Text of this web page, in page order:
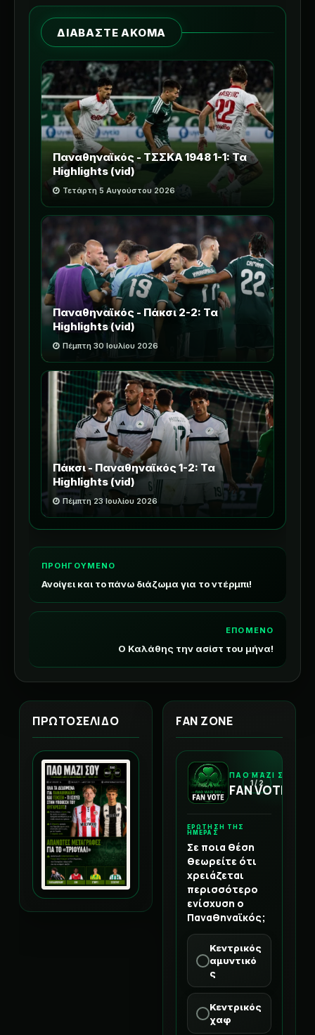
ΔΙΑΒΑΣΤΕ ΑΚΟΜΑ
Παναθηναϊκός - ΤΣΣΚΑ 1948 1-1: Τα
Highlights (vid)
Τετάρτη 5 Αυγούστου 2026
Παναθηναϊκός - Πάκσι 2-2: Τα
Highlights (vid)
Πέμπτη 30 Ιουλίου 2026
Πάκσι - Παναθηναϊκός 1-2: Τα
Highlights (vid)
Πέμπτη 23 Ιουλίου 2026
ΕΠΟΜΕΝΟ
Ο Καλάθης την ασίστ του μήνα!
ΠΡΟΗΓΟΥΜΕΝΟ
Ανοίγει και το πάνω διάζωμα για το ντέρμπι!
ΠΡΩΤΟΣΕΛΙΔΟ FAN ZONE
ΠΑΟ ΜΑΖΙ ΣΟΥ
FAN VOTE
1 / 2
ΕΡΩΤΗΣΗ ΤΗΣ
ΗΜΕΡΑΣ
Σε ποια θέση
θεωρείτε ότι
χρειάζεται
περισσότερο
ενίσχυση ο
Παναθηναϊκός;
Κεντρικός
αμυντικό
ς
Κεντρικός
χαφ